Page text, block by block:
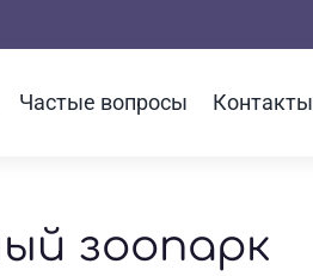
Частые вопросы Контакты
зоопарк